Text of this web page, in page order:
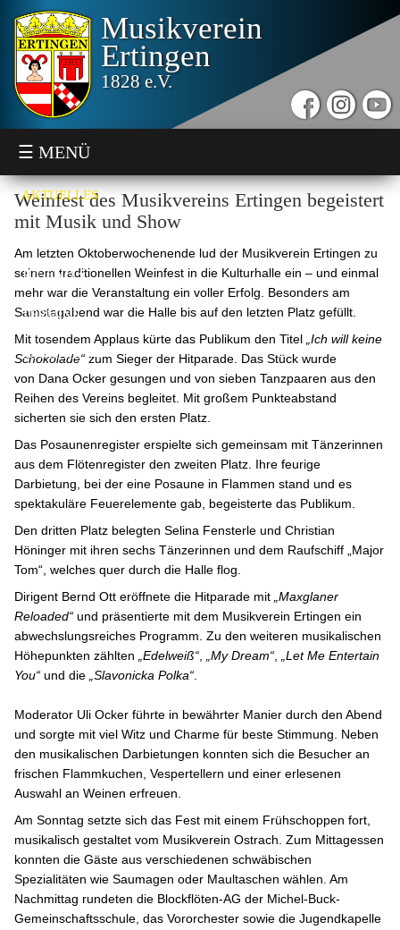
Musikverein
Ertingen
1828 e.V.
☰ MENÜ
AKTUELLES
JUGEND
TERMINE
SONSTIGES
Weinfest des Musikvereins Ertingen begeistert
mit Musik und Show
Am letzten Oktoberwochenende lud der Musikverein Ertingen zu
seinem traditionellen Weinfest in die Kulturhalle ein – und einmal
mehr war die Veranstaltung ein voller Erfolg. Besonders am
Samstagabend war die Halle bis auf den letzten Platz gefüllt.
Mit tosendem Applaus kürte das Publikum den Titel „Ich will keine
Schokolade“ zum Sieger der Hitparade. Das Stück wurde
von Dana Ocker gesungen und von sieben Tanzpaaren aus den
Reihen des Vereins begleitet. Mit großem Punkteabstand
sicherten sie sich den ersten Platz.
Das Posaunenregister erspielte sich gemeinsam mit Tänzerinnen
aus dem Flötenregister den zweiten Platz. Ihre feurige
Darbietung, bei der eine Posaune in Flammen stand und es
spektakuläre Feuerelemente gab, begeisterte das Publikum.
Den dritten Platz belegten Selina Fensterle und Christian
Höninger mit ihren sechs Tänzerinnen und dem Raufschiff „Major
Tom“, welches quer durch die Halle flog.
Dirigent Bernd Ott eröffnete die Hitparade mit „Maxglaner
Reloaded“ und präsentierte mit dem Musikverein Ertingen ein
abwechslungsreiches Programm. Zu den weiteren musikalischen
Höhepunkten zählten
„Edelweiß“ „My Dream“
„Let Me Entertain
You“ und die „Slavonicka Polka“
Moderator Uli Ocker führte in bewährter Manier durch den Abend
und sorgte mit viel Witz und Charme für beste Stimmung. Neben
den musikalischen Darbietungen konnten sich die Besucher an
frischen Flammkuchen, Vespertellern und einer erlesenen
Auswahl an Weinen erfreuen.
Am Sonntag setzte sich das Fest mit einem Frühschoppen fort,
musikalisch gestaltet vom Musikverein Ostrach. Zum Mittagessen
konnten die Gäste aus verschiedenen schwäbischen
Spezialitäten wie Saumagen oder Maultaschen wählen. Am
Nachmittag rundeten die Blockflöten-AG der Michel-Buck-
Gemeinschaftsschule, das Vororchester sowie die Jugendkapelle